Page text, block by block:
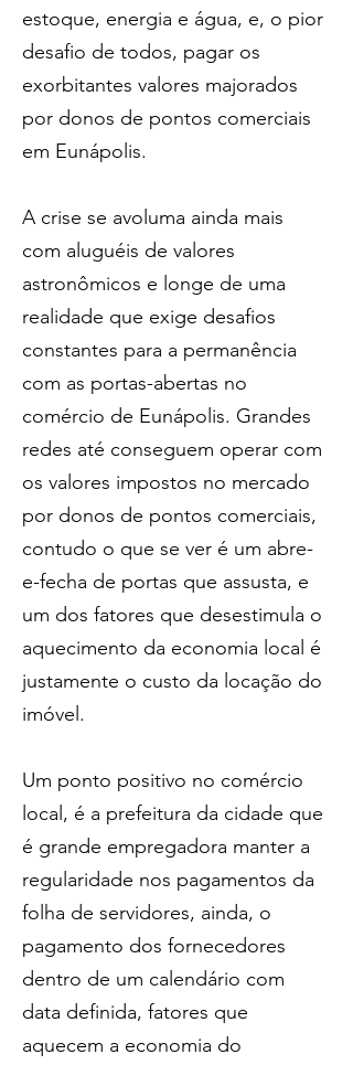
estoque, energia e água, e, o pior
desafio de todos, pagar os
exorbitantes valores majorados
por donos de pontos comerciais
em Eunápolis.
A crise se avoluma ainda mais
com aluguéis de valores
astronômicos e longe de uma
realidade que exige desafios
constantes para a permanência
com as portas-abertas no
comércio de Eunápolis. Grandes
redes até conseguem operar com
os valores impostos no mercado
por donos de pontos comerciais,
contudo o que se ver é um abre-
e-fecha de portas que assusta, e
um dos fatores que desestimula o
aquecimento da economia local é
justamente o custo da locação do
imóvel.
Um ponto positivo no comércio
local, é a prefeitura da cidade que
é grande empregadora manter a
regularidade nos pagamentos da
folha de servidores, ainda, o
pagamento dos fornecedores
dentro de um calendário com
data definida, fatores que
aquecem a economia do